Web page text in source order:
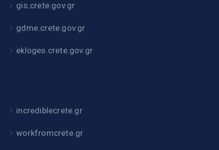
gis.crete.gov.gr
gdme.crete.gov.gr
ekloges.crete.gov.gr
incrediblecrete.gr
workfromcrete.gr